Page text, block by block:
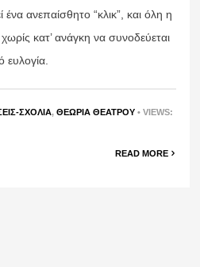
ανεπαίσθητο “κλικ”, και όλη η
κατ’ ανάγκη να συνοδεύεται
ευλογία.
ΣΧΟΛΙΑ,ΘΕΩΡΊΑ ΘΕΆΤΡΟΥ • VIEWS:
READ MORE